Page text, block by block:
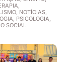
NOTÍCIAS
PSICOLOGIA
SOCIAL